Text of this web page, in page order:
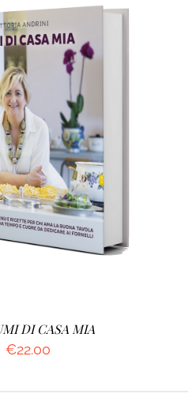
/ DETTAGLI
DI CASA MIA
€22.00